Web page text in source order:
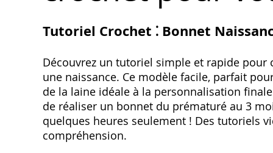
Tutoriel Crochet ⁚ Bonnet
Découvrez un tutoriel simple et rapide
une naissance. Ce modèle facile, parfait
de la laine idéale à la personnalisation
de réaliser un bonnet du prématuré au 3
quelques heures seulement ! Des tutoriels
compréhension.